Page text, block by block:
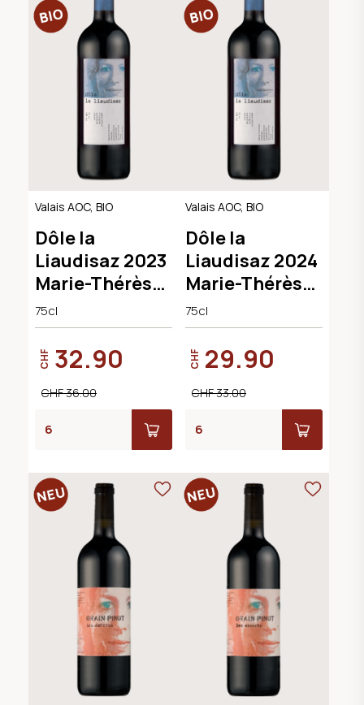
Valais AOC, BIO
Dôle la
Liaudisaz 2023
Marie-Thérèse
Chappaz
75cl
CHF 32.90
CHF 36.00
Valais AOC, BIO
Dôle la
Liaudisaz 2024
Marie-Thérèse
Chappaz
75cl
CHF 29.90
CHF 33.00